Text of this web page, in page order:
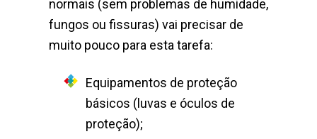
normais (sem problemas de humidade,
fungos ou fissuras) vai precisar de
muito pouco para esta tarefa:
Equipamentos de proteção
básicos (luvas e óculos de
proteção);